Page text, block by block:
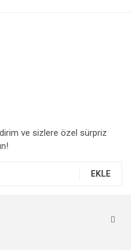
ve sizlere özel sürpriz
EKLE